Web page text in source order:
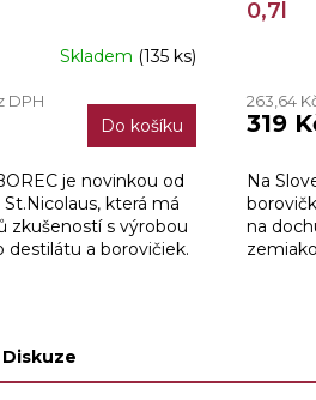
Skladem (135 ks)
DPH
Do košíku
je novinkou od
která má
zkušeností s výrobou
destilátu a borovičiek.
0,7l
je
z
5
263,64
319
Na
na
Diskuze